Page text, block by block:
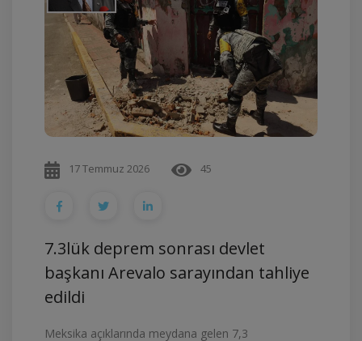
17 Temmuz 2026 45
7.3lük deprem sonrası devlet
başkanı Arevalo sarayından tahliye
edildi
Meksika açıklarında meydana gelen 7,3